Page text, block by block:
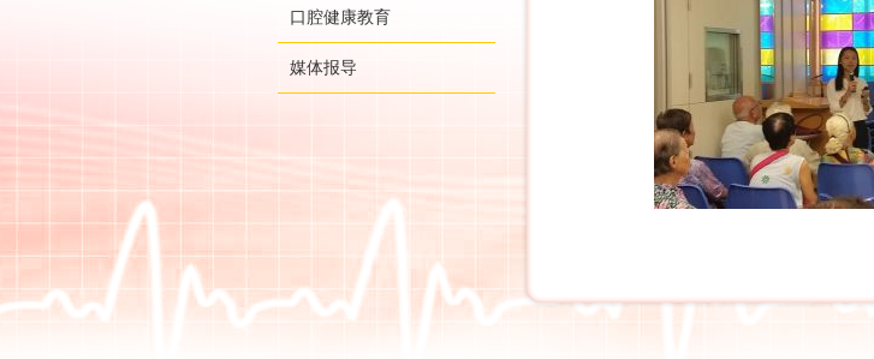
口腔健康教育
媒体报导